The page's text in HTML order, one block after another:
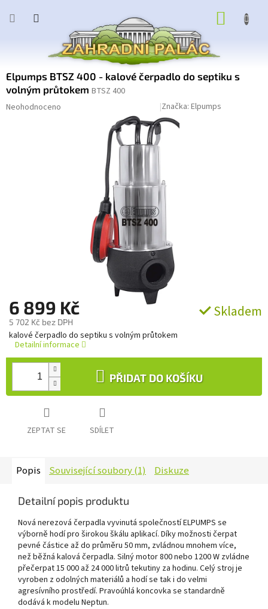
Elpumps BTSZ 400 - kalové čerpadlo do septiku s
volným průtokem BTSZ 400
Průměrné
Neohodnoceno Značka: Elpumps
6 899 Kč
5 702 Kč bez DPH
Měrná
cena:
Skladem
PŘIDAT DO KOŠÍKU
kalové čerpadlo do septiku s volným průtokem
Detailní informace
ZEPTAT SE SDÍLET
Popis Související soubory (1) Diskuze
Detailní popis produktu
Nová nerezová čerpadla vyvinutá společností ELPUMPS se
výborně hodí pro širokou škálu aplikací. Díky možnosti čerpat
pevné částice až do průměru 50 mm, zvládnou mnohem více,
než běžná kalová čerpadla. Silný motor 800 nebo 1200 W zvládne
přečerpat 15 000 až 24 000 litrů tekutiny za hodinu. Celý stroj je
vyroben z odolných materiálů a hodí se tak i do velmi
agresívního prostředí. Pravoúhlá koncovka se standardně
dodává k modelu Neptun.